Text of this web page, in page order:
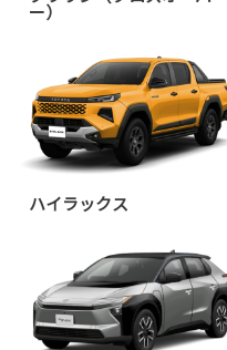
ー）
ハイラックス